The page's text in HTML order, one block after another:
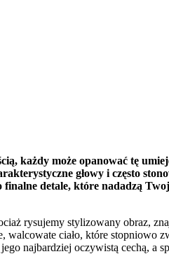
każdy może opanować tę
głowy i często
detale, które nadadzą
rysujemy stylizowany obraz,
ciało, które stopniowo
najbardziej oczywistą cechą, a